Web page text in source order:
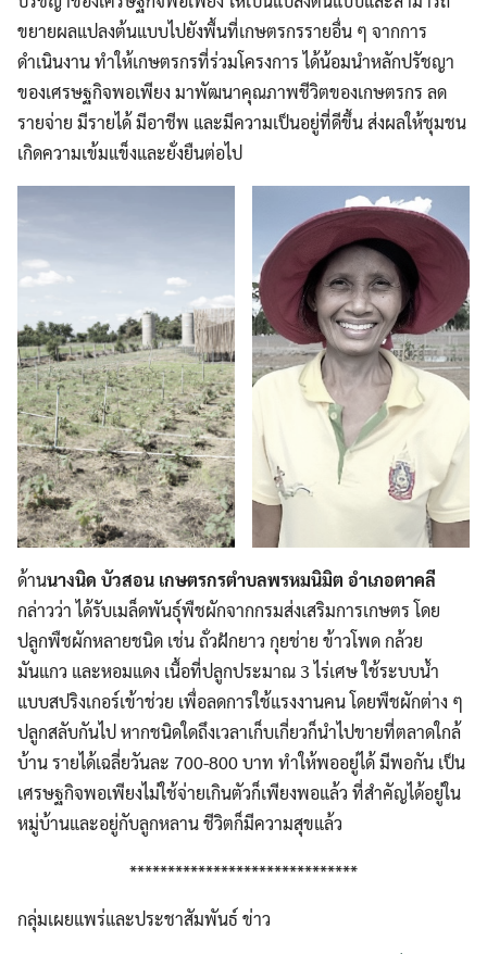
Search
ขยายผลแปลงต้นแบบไปยังพื้นที่เกษตรกรรายอื่น ๆ จากการ
ดำเนินงาน ทำให้เกษตรกรที่ร่วมโครงการ ได้น้อมนำหลักปรัชญา
ของเศรษฐกิจพอเพียง มาพัฒนาคุณภาพชีวิตของเกษตรกร ลด
รายจ่าย มีรายได้ มีอาชีพ และมีความเป็นอยู่ที่ดีขึ้น ส่งผลให้ชุมชน
เกิดความเข้มแข็งและยั่งยืนต่อไป
ด้านนางนิด บัวสอน เกษตรกรตำบลพรหมนิมิต อำเภอตาคลี
กล่าวว่า ได้รับเมล็ดพันธุ์พืชผักจากกรมส่งเสริมการเกษตร โดย
ปลูกพืชผักหลายชนิด เช่น ถั่วฝักยาว กุยช่าย ข้าวโพด กล้วย
มันแกว และหอมแดง เนื้อที่ปลูกประมาณ 3 ไร่เศษ ใช้ระบบน้ำ
แบบสปริงเกอร์เข้าช่วย เพื่อลดการใช้แรงงานคน โดยพืชผักต่าง ๆ
ปลูกสลับกันไป หากชนิดใดถึงเวลาเก็บเกี่ยวก็นำไปขายที่ตลาดใกล้
บ้าน รายได้เฉลี่ยวันละ 700-800 บาท ทำให้พออยู่ได้ มีพอกัน เป็น
เศรษฐกิจพอเพียงไม่ใช้จ่ายเกินตัวก็เพียงพอแล้ว ที่สำคัญได้อยู่ใน
หมู่บ้านและอยู่กับลูกหลาน ชีวิตก็มีความสุขแล้ว
******************************
กลุ่มเผยแพร่และประชาสัมพันธ์ ข่าว